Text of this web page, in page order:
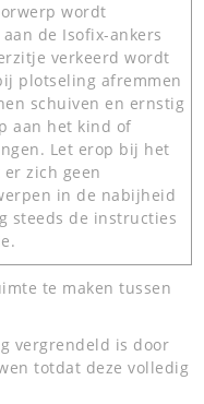
wordt
de Isofix-ankers
verkeerd wordt
plotseling afremmen
schuiven en ernstig
aan het kind of
Let erop bij het
zich geen
in de nabijheid
steeds de instructies
te maken tussen
vergrendeld is door
totdat deze volledig